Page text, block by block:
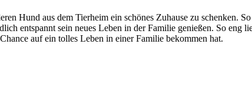
Hund aus dem Tierheim ein schönes Zuhause zu schenken.
entspannt sein neues Leben in der Familie genießen. So eng
auf ein tolles Leben in einer Familie bekommen hat.